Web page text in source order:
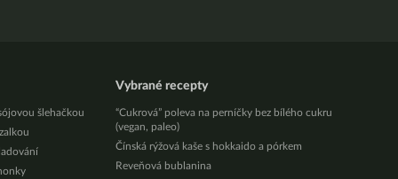
šlehačkou
Vybrané recepty
“Cukrová” poleva na perníčky bez bílého cukru
(vegan, paleo)
Čínská rýžová kaše s hokkaido a pórkem
Reveňová bublanina